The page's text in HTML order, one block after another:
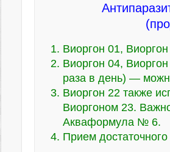
Виоргон 01,
Виоргон 04,
раза в день) —
Виоргон 22 также
Виоргоном 23.
Акваформула № 6.
Прием